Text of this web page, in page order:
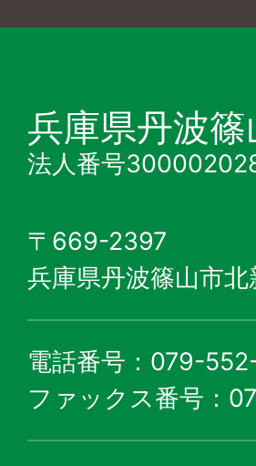
兵庫県丹波
法人番号
〒669-2397
兵庫県丹波篠山市北
電話番号：079-
ファックス番号：